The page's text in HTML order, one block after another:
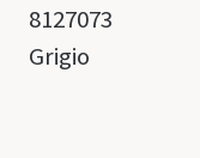
8127073
Grigio